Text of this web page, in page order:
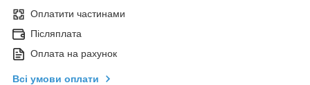
Оплатити частинами
Післяплата
Оплата на рахунок
Всі умови оплати